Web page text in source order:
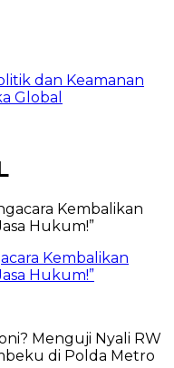
dan Keamanan
Global
Kembalikan
Hukum!”